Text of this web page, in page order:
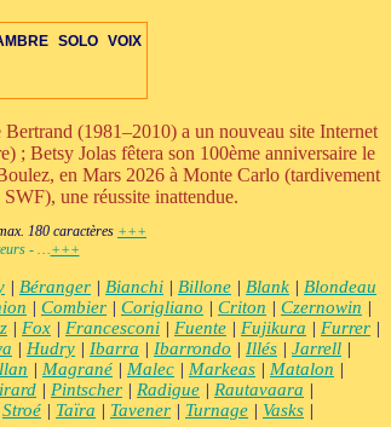
VOIX
OPÉRA-THÉÂTRE
SOLO
ÉLECTRO
S
+ÉLECTRONIQUE
VOIX-ÉLECTRO
DIVERS-C
C
ORCH-VOIX-ÉLEC
(1981–2010) a un nouveau site Internet
; Betsy Jolas fêtera son 100ème anniversaire le
en Mars 2026 à Monte Carlo (tardivement
une réussite inattendue.
180 caractères +++
- …+++
| Béranger | Bianchi | Billone | Blank | Blondeau
| Combier | Corigliano | Criton | Czernowin |
| Fox | Francesconi | Fuente | Fujikura | Furrer |
| Hudry | Ibarra | Ibarrondo | Illés | Jarrell |
| Magrané | Malec | Markeas | Matalon |
| Pintscher | Radigue | Rautavaara |
Stroé | Taïra | Tavener | Turnage | Vasks |